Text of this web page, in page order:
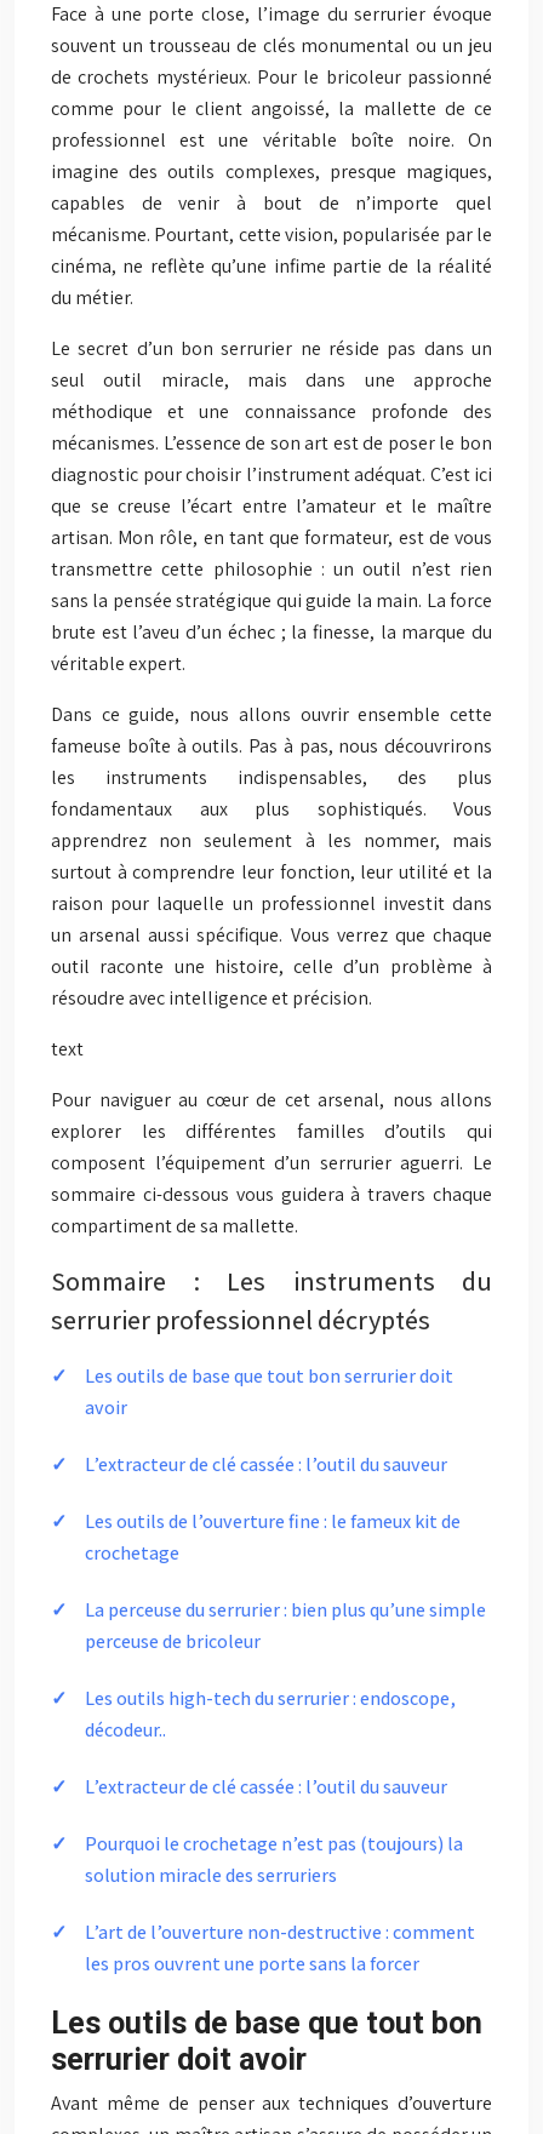
Face à une porte close, l’image du serrurier évoque
souvent un trousseau de clés monumental ou un jeu
de crochets mystérieux. Pour le bricoleur passionné
comme pour le client angoissé, la mallette de ce
professionnel est une véritable boîte noire. On
imagine des outils complexes, presque magiques,
capables de venir à bout de n’importe quel
mécanisme. Pourtant, cette vision, popularisée par le
cinéma, ne reflète qu’une infime partie de la réalité
du métier.
Le secret d’un bon serrurier ne réside pas dans un
seul outil miracle, mais dans une approche
méthodique et une connaissance profonde des
mécanismes. L’essence de son art est de poser le bon
diagnostic pour choisir l’instrument adéquat. C’est ici
que se creuse l’écart entre l’amateur et le maître
artisan. Mon rôle, en tant que formateur, est de vous
transmettre cette philosophie : un outil n’est rien
sans la pensée stratégique qui guide la main. La force
brute est l’aveu d’un échec ; la finesse, la marque du
véritable expert.
Dans ce guide, nous allons ouvrir ensemble cette
fameuse boîte à outils. Pas à pas, nous découvrirons
les instruments indispensables, des plus
fondamentaux aux plus sophistiqués. Vous
apprendrez non seulement à les nommer, mais
surtout à comprendre leur fonction, leur utilité et la
raison pour laquelle un professionnel investit dans
un arsenal aussi spécifique. Vous verrez que chaque
outil raconte une histoire, celle d’un problème à
résoudre avec intelligence et précision.
text
Pour naviguer au cœur de cet arsenal, nous allons
explorer les différentes familles d’outils qui
composent l’équipement d’un serrurier aguerri. Le
sommaire ci-dessous vous guidera à travers chaque
compartiment de sa mallette.
Sommaire : Les instruments du
serrurier professionnel décryptés
Les outils de base que tout bon serrurier doit
avoir
L’extracteur de clé cassée : l’outil du sauveur
Les outils de l’ouverture fine : le fameux kit de
crochetage
La perceuse du serrurier : bien plus qu’une simple
perceuse de bricoleur
Les outils high-tech du serrurier : endoscope,
décodeur..
L’extracteur de clé cassée : l’outil du sauveur
Pourquoi le crochetage n’est pas (toujours) la
solution miracle des serruriers
L’art de l’ouverture non-destructive : comment
les pros ouvrent une porte sans la forcer
Les outils de base que tout bon
serrurier doit avoir
Avant même de penser aux techniques d’ouverture